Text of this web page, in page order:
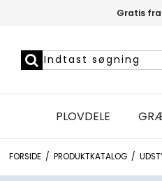
Gratis
PLOVDELE
FORSIDE / PRODUKTKATALOG /